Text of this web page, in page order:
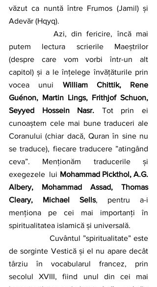
văzut ca nuntă între Frumos (Jamil) și
Adevăr (Hqyq).
putem lectura scrierile Maeștrilor
(despre care vom vorbi într-un alt
capitol) și a le înțelege învățăturile prin
vocea unui William Chittik, Rene
Guénon, Martin Lings, Frithjof Schuon,
Seyyed Hossein Nasr. Tot prin ei
cunoaștem cele mai bune traduceri ale
Coranului (chiar dacă, Quran în sine nu
se traduce), fiecare traducere ”atingând
ceva”. Menționăm traducerile și
exegezele  lui Mohammad Pickthol, A.G.
Albery, Mohammad Assad, Thomas
Cleary, Michael Sells, pentru a-i
menționa pe cei mai importanți în
spiritualitatea islamică și universală.
de sorginte Vestică și el nu apare decât
târziu în vocabularul francez, prin
secolul XVIII, fiind unul din cei mai